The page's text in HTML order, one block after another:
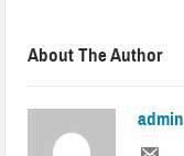
About The Author
admin